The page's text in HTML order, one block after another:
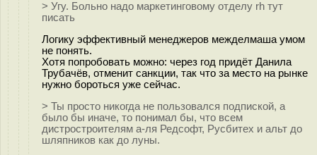
> Угу. Больно надо маркетинговому отделу rh тут
писать
Логику эффективный менеджеров межделмаша умом
не понять.
Хотя попробовать можно: через год придёт Данила
Трубачёв, отменит санкции, так что за место на рынке
нужно бороться уже сейчас.
> Ты просто никогда не пользовался подпиской, а
было бы иначе, то понимал бы, что всем
дистростроителям а-ля Редсофт, Русбитех и aльт до
шляпников как до луны.